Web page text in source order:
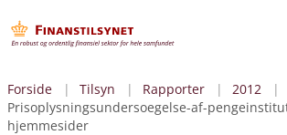
Forside Tilsyn Rapporter 2012
Prisoplysningsundersoegelse-af-
hjemmesider